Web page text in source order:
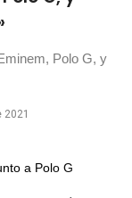
Polo G, y